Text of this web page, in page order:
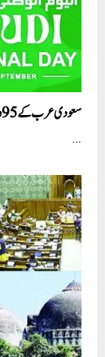
سعودی عرب کے 95ویں قومی دن پر خصوصی پیشکش
...